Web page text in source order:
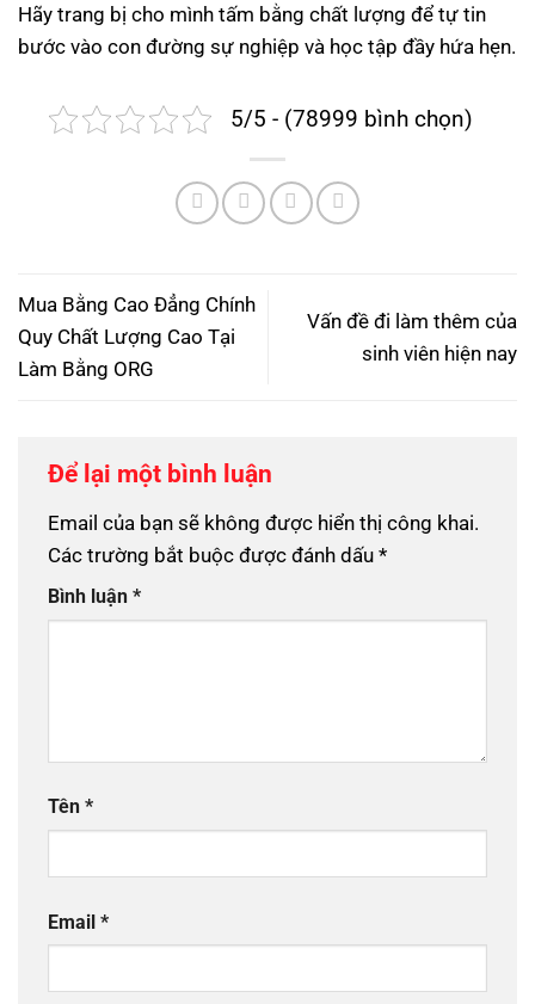
Hãy trang bị cho mình tấm bằng chất lượng để tự tin
bước vào con đường sự nghiệp và học tập đầy hứa hẹn.
5/5 - (78999 bình chọn)
Mua Bằng Cao Đẳng Chính
Quy Chất Lượng Cao Tại
Làm Bằng ORG
Vấn đề đi làm thêm của
sinh viên hiện nay
Để lại một bình luận
Email của bạn sẽ không được hiển thị công khai.
Các trường bắt buộc được đánh dấu *
Bình luận *
Tên *
Email *